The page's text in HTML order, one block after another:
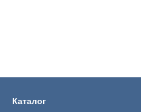
Каталог